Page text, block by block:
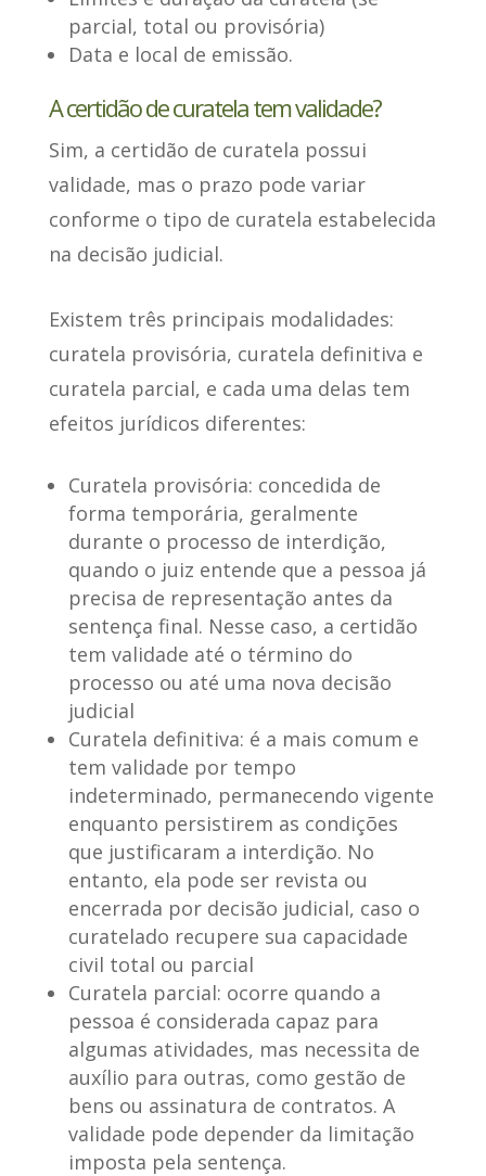
parcial, total ou provisória)
Data e local de emissão.
A certidão de curatela tem validade?
Sim, a certidão de curatela possui
validade, mas o prazo pode variar
conforme o tipo de curatela estabelecida
na decisão judicial.
Existem três principais modalidades:
curatela provisória, curatela definitiva e
curatela parcial, e cada uma delas tem
efeitos jurídicos diferentes:
Curatela provisória: concedida de
forma temporária, geralmente
durante o processo de interdição,
quando o juiz entende que a pessoa já
precisa de representação antes da
sentença final. Nesse caso, a certidão
tem validade até o término do
processo ou até uma nova decisão
judicial
Curatela definitiva: é a mais comum e
tem validade por tempo
indeterminado, permanecendo vigente
enquanto persistirem as condições
que justificaram a interdição. No
entanto, ela pode ser revista ou
encerrada por decisão judicial, caso o
curatelado recupere sua capacidade
civil total ou parcial
Curatela parcial: ocorre quando a
pessoa é considerada capaz para
algumas atividades, mas necessita de
auxílio para outras, como gestão de
bens ou assinatura de contratos. A
validade pode depender da limitação
imposta pela sentença.